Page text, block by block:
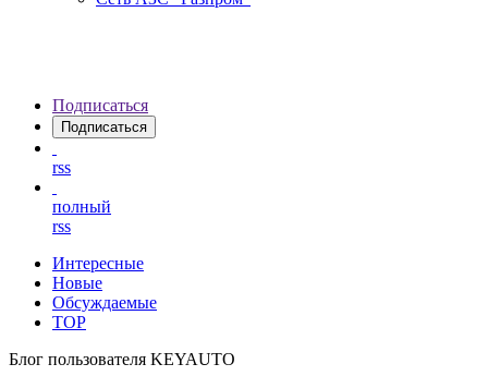
Подписаться
Подписаться
rss
полный
rss
Интересные
Новые
Обсуждаемые
TOP
Блог пользователя KEYAUTO